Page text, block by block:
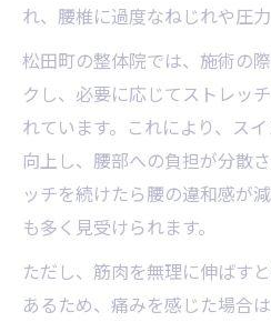
れ、腰椎に過度なねじれや圧力
松田町の整体院では、施術の
クし、必要に応じてストレッ
れています。これにより、ス
向上し、腰部への負担が分散
ッチを続けたら腰の違和感が
も多く見受けられます。
ただし、筋肉を無理に伸ばす
あるため、痛みを感じた場合